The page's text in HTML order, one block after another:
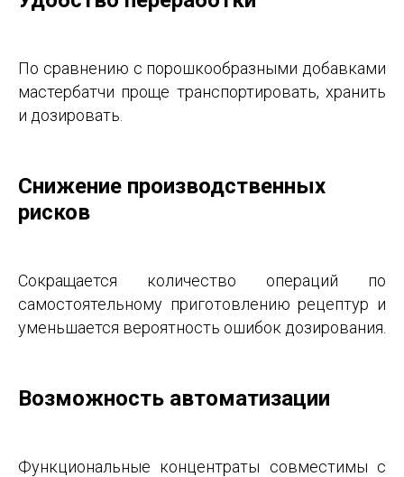
По сравнению с порошкообразными добавками
мастербатчи проще транспортировать, хранить
и дозировать.
Снижение производственных
рисков
Сокращается количество операций по
самостоятельному приготовлению рецептур и
уменьшается вероятность ошибок дозирования.
Возможность автоматизации
Функциональные концентраты совместимы с